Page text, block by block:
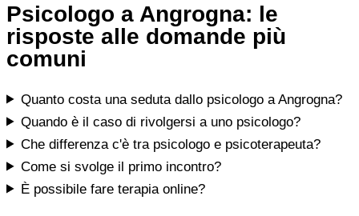
Psicologo a Angrogna: le
risposte alle domande più
comuni
Quanto costa una seduta dallo psicologo a Angrogna?
Quando è il caso di rivolgersi a uno psicologo?
Che differenza c'è tra psicologo e psicoterapeuta?
Come si svolge il primo incontro?
È possibile fare terapia online?